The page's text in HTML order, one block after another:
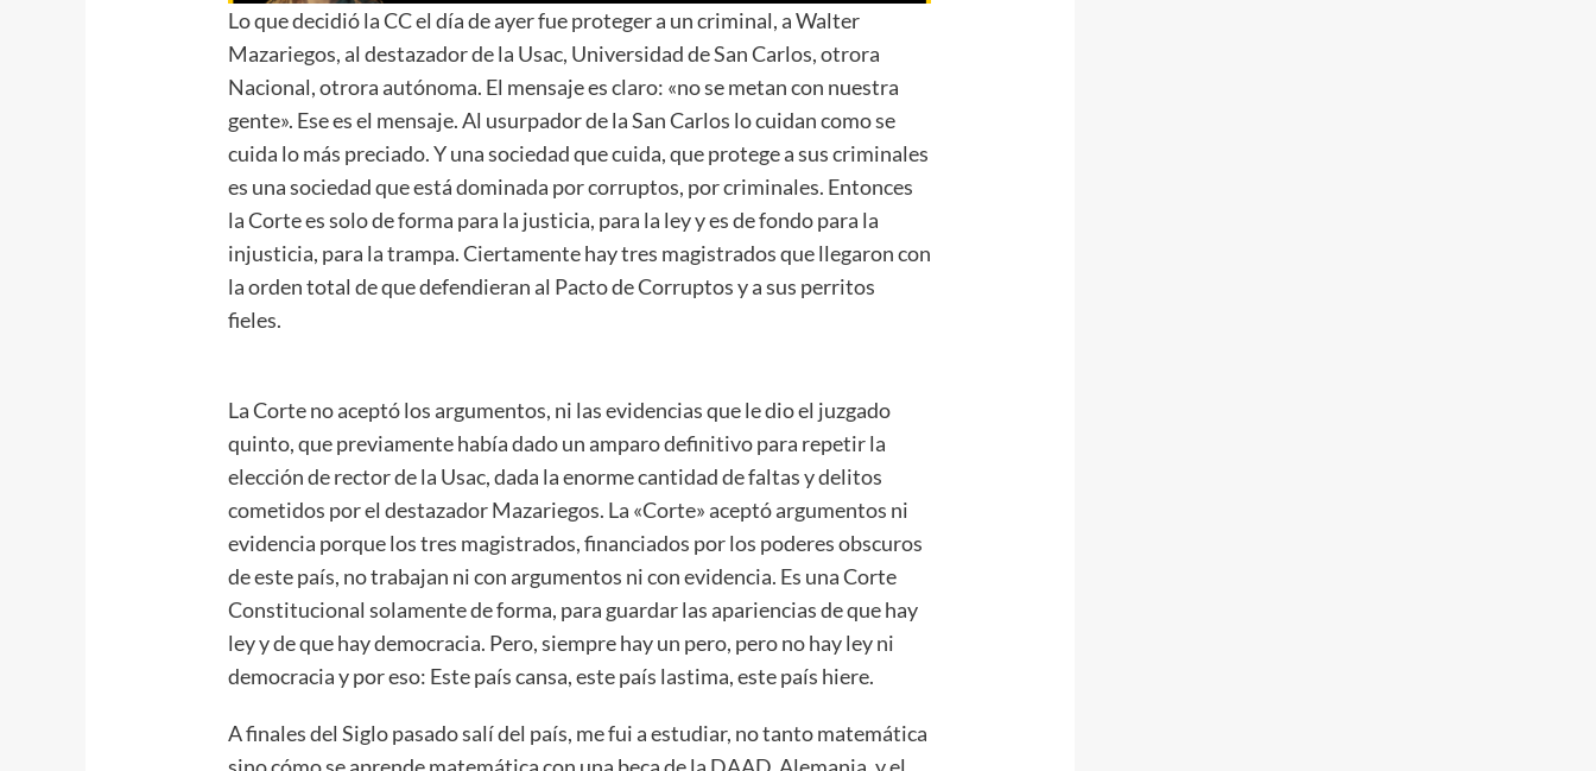
Lo que decidió la CC el día de ayer fue proteger a un criminal, a Walter
Mazariegos, al destazador de la Usac, Universidad de San Carlos, otrora
Nacional, otrora autónoma. El mensaje es claro: «no se metan con nuestra
gente». Ese es el mensaje. Al usurpador de la San Carlos lo cuidan como se
cuida lo más preciado. Y una sociedad que cuida, que protege a sus criminales
es una sociedad que está dominada por corruptos, por criminales. Entonces
la Corte es solo de forma para la justicia, para la ley y es de fondo para la
injusticia, para la trampa. Ciertamente hay tres magistrados que llegaron con
la orden total de que defendieran al Pacto de Corruptos y a sus perritos
fieles.
La Corte no aceptó los argumentos, ni las evidencias que le dio el juzgado
quinto, que previamente había dado un amparo definitivo para repetir la
elección de rector de la Usac, dada la enorme cantidad de faltas y delitos
cometidos por el destazador Mazariegos. La «Corte» aceptó argumentos ni
evidencia porque los tres magistrados, financiados por los poderes obscuros
de este país, no trabajan ni con argumentos ni con evidencia. Es una Corte
Constitucional solamente de forma, para guardar las apariencias de que hay
ley y de que hay democracia. Pero, siempre hay un pero, pero no hay ley ni
democracia y por eso: Este país cansa, este país lastima, este país hiere.
A finales del Siglo pasado salí del país, me fui a estudiar, no tanto matemática